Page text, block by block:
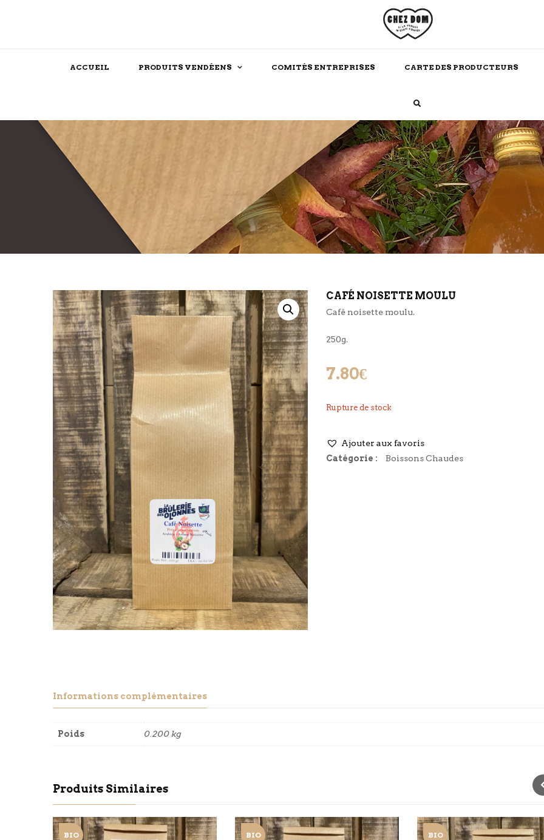
ACCUEIL PRODUITS VENDÉENS
Assaisonnements
Féculent
Produits festifs
Chocolat
Dessert
Boissons Chaudes
Alcool
Maison
COMITÉS ENTREPRISES CARTE DES PRODUCTEURS
CAFÉ NOISETTE MOULU
Café noisette moulu.
250g.
7.80€
Rupture de stock
Ajouter aux favoris
Catégorie :
Boissons Chaudes
Informations complémentaires
Poids 0.200 kg
Produits Similaires
BIO BIO BIO